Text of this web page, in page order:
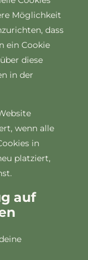
Möglichkeit
dass
ein Cookie
diese
in der
wenn alle
in
platziert,
auf